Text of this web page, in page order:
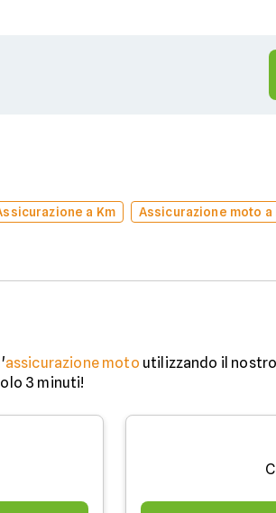
a Km Assicurazione moto a
assicurazione moto utilizzando il
3 minuti!